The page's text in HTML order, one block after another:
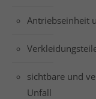
Antriebseinheit
sichtbare und
Unfall